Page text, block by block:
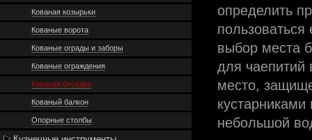
Кованая козырьки
Кованые ворота
Кованые ограды и заборы
Кованые ограждения
Кованая беседка
Кованый балкон
Опорные столбы
определить
пользоваться
выбор места
для чаепитий
место,
небольшой